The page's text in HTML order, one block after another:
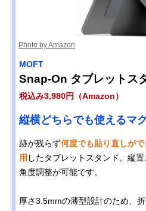
Photo by Amazon
MOFT
Snap-On タブレットス
税込み3,980円（Amazon）
縦横どちらでも使えるマ
跡が残らず何度でも貼り直しが
用 したタブレットスタンド。縦
角度調整が可能です。
厚さ3.5mmの薄型設計のため、